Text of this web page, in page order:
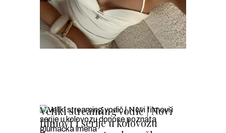
Veliki streaming vodič | Novi
filmovi i serije u kolovozu